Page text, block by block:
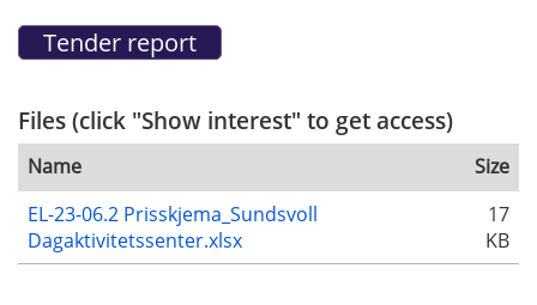
Files (click "Show interest" to get access)
Name
Size
EL-23-06.2 Prisskjema_Sundsvoll
Dagaktivitetssenter.xlsx
17
KB